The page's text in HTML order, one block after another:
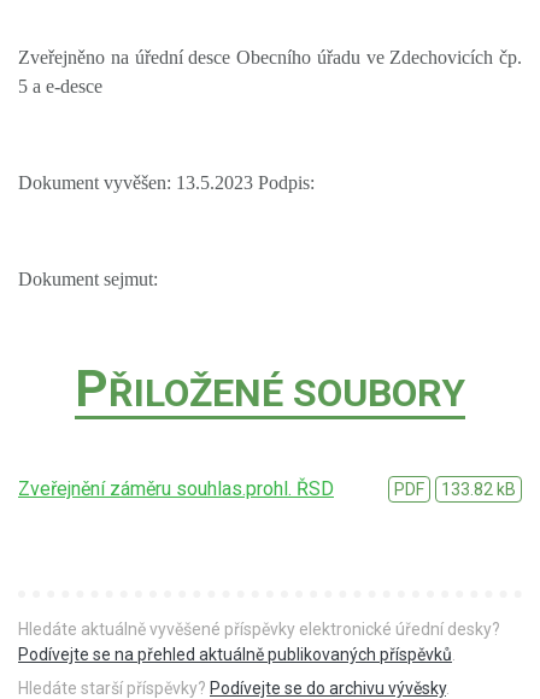
Zveřejněno na úřední desce Obecního úřadu ve Zdechovicích čp.
5 a e-desce
Dokument vyvěšen: 13.5.2023 Podpis:
Dokument sejmut:
PŘILOŽENÉ SOUBORY
Zveřejnění záměru souhlas.prohl. ŘSD PDF 133.82 kB
Hledáte aktuálně vyvěšené příspěvky elektronické úřední desky?
Podívejte se na přehled aktuálně publikovaných příspěvků
Hledáte starší příspěvky? Podívejte se do archivu vývěsky.